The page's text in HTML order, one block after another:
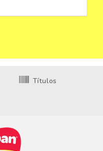
Títulos